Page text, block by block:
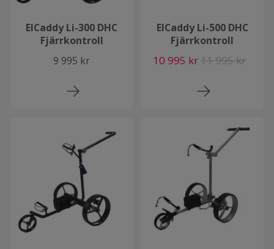
ElCaddy Li-300 DHC
Fjärrkontroll
9 995 kr
ElCaddy Li-500 DHC
Fjärrkontroll
10 995 kr 11 995 kr